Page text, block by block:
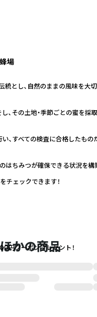
場
とし、自然のままの風味を大
、その土地・季節ごとの蜜を採
、すべての検査に合格したもの
はちみつが確保できる状況を構
かの商品
チェックできます！
円クーポンプレゼント！